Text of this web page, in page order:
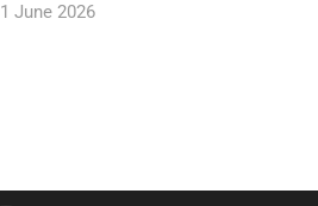
1 June 2026